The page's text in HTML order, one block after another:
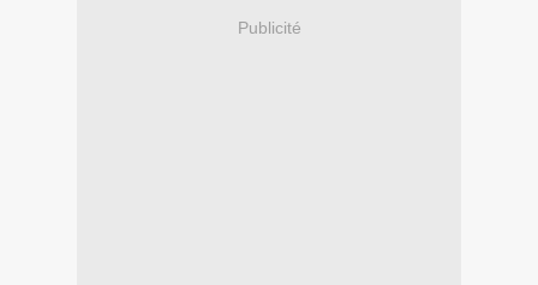
Publicité